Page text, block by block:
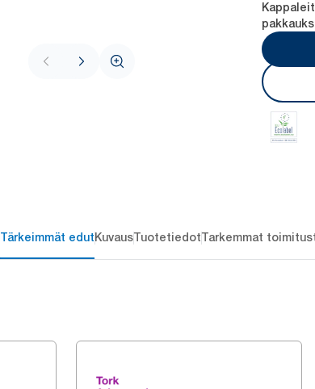
Tärkeimmät edutKuvausTuotetiedotTarkemmat